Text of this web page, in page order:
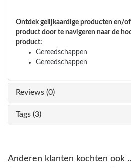
Ontdek gelijkaardige producten en/
product door te navigeren naar de
product:
Gereedschappen
Gereedschappen
Reviews (0)
Tags (3)
Anderen klanten kochten ook